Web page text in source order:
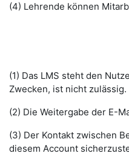
(4) Lehrende können
(1) Das LMS steht den
Zwecken, ist nicht zulässig.
(2) Die Weitergabe der E-
(3) Der Kontakt zwischen
diesem Account